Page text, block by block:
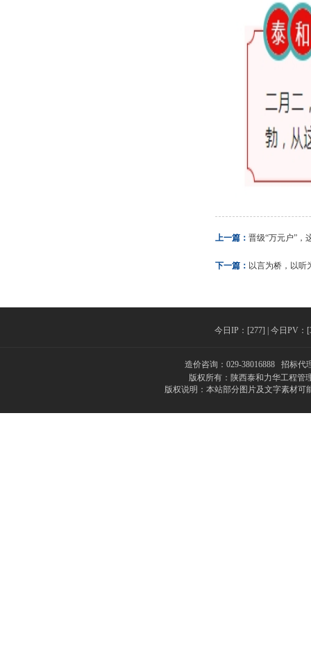
上一篇： 晋级“万元户”，
下一篇： 以言为桥，以听
今日IP：[277] | 今日PV：
造价咨询：029-38016888 招标代
版权所有：陕西泰和力华工程管
版权说明：本站部分图片及文字素材